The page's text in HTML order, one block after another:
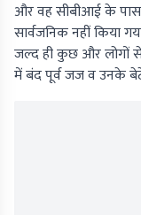
और वह सीबीआई के पास
सार्वजनिक नहीं किया
जल्द ही कुछ और
में बंद पूर्व जज व उनके